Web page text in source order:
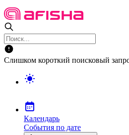
Слишком короткий поисковый
Календарь
События по дате